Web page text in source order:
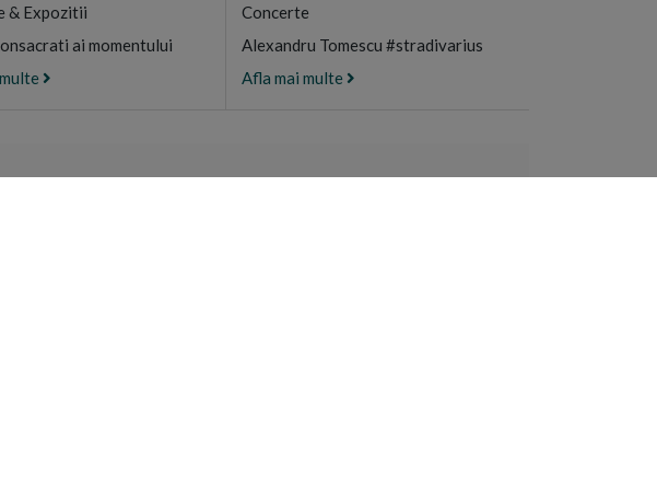
& Expozitii
ai momentului
Concerte
Alexandru Tomescu #stradivarius
Afla mai multe
SFANTULUI MUNTE